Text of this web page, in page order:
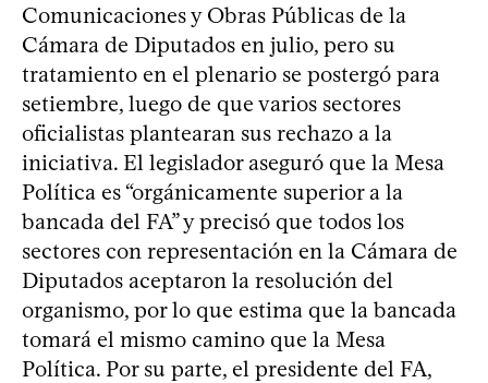
Comunicaciones y Obras Públicas de la
Cámara de Diputados en julio, pero su
tratamiento en el plenario se postergó para
setiembre, luego de que varios sectores
oficialistas plantearan sus rechazo a la
iniciativa. El legislador aseguró que la Mesa
Política es “orgánicamente superior a la
bancada del FA” y precisó que todos los
sectores con representación en la Cámara de
Diputados aceptaron la resolución del
organismo, por lo que estima que la bancada
tomará el mismo camino que la Mesa
Política. Por su parte, el presidente del FA,